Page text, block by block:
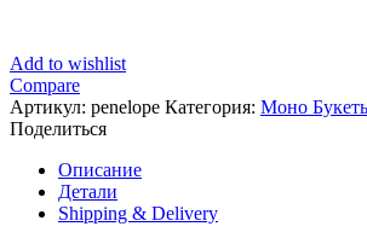
Add to wishlist
Compare
Артикул: penelope Категория: Моно
Поделиться
Описание
Детали
Shipping & Delivery